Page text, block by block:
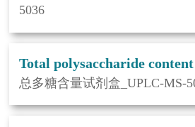
5036
Total polysaccharide
总多糖含量试剂盒_UPLC-MS-